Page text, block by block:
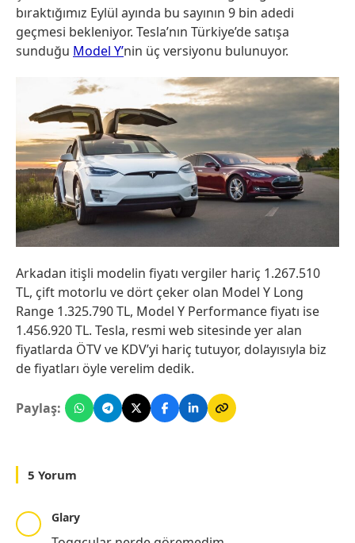
bıraktığımız Eylül ayında bu sayının 9 bin adedi
geçmesi bekleniyor. Tesla’nın Türkiye’de satışa
sunduğu Model Y’nin üç versiyonu bulunuyor.
Arkadan itişli modelin fiyatı vergiler hariç 1.267.510
TL, çift motorlu ve dört çeker olan Model Y Long
Range 1.325.790 TL, Model Y Performance fiyatı ise
1.456.920 TL. Tesla, resmi web sitesinde yer alan
fiyatlarda ÖTV ve KDV’yi hariç tutuyor, dolayısıyla biz
de fiyatları öyle verelim dedik.
Paylaş:
5 Yorum
Glary